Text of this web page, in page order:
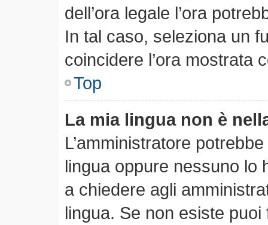
dell’ora legale l’ora
In tal caso, seleziona un
coincidere l’ora mostrata
Top
La mia lingua non è
L’amministratore
lingua oppure nessuno lo
a chiedere agli
lingua. Se non esiste